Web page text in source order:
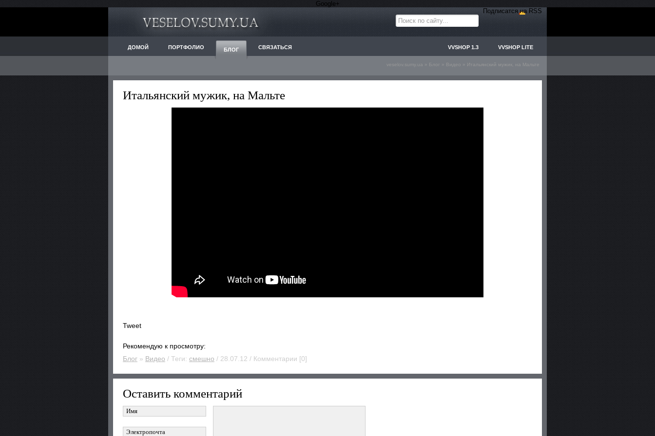
Google+
Подписатся на RSS
ДОМОЙ ПОРТФОЛИО БЛОГ СВЯЗАТЬСЯ VVSHOP 1.3 VVSHOP LITE
veselov.sumy.ua » Блог » Видео » Итальянский мужик, на Мальте
Итальянский мужик, на Мальте
Tweet
Рекомендую к просмотру:
Блог » Видео / Теги: смешно / 28.07.12 / Комментарии [0]
Оставить комментарий